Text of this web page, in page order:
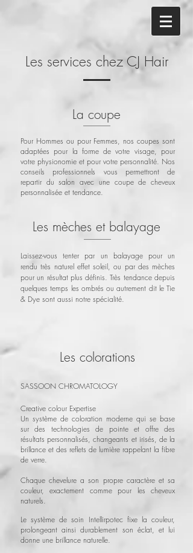
Les services chez CJ Hair
La coupe
Pour Hommes ou pour Femmes, nos coupes sont
adaptées pour la forme de votre visage, pour
votre physionomie et pour votre personnalité. Nos
conseils professionnels vous permettront de
repartir du salon avec une coupe de cheveux
personnalisée et tendance.
Les mèches et balayage
Laissez-vous tenter par un balayage pour un
rendu très naturel effet soleil, ou par des mèches
pour un résultat plus définis. Très tendance depuis
quelques temps les ombrés ou autrement dit le Tie
& Dye sont aussi notre spécialité.
Les colorations
SASSOON CHROMATOLOGY
Creative colour Expertise
Un système de coloration moderne qui se base
sur des technologies de pointe et offre des
résultats personnalisés, changeants et irisés, de la
brillance et des reflets de lumière rappelant la fibre
de verre.
Chaque chevelure a son propre caractère et sa
couleur, exactement comme pour les cheveux
naturels.
Le système de soin Intellirpotec fixe la couleur,
prolongeant ainsi durablement son éclat, et lui
donne une brillance naturelle.